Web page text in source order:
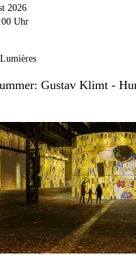
2026
Uhr
Gustav Klimt -
Vincent Pinson